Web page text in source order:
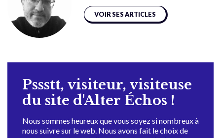
VOIR SES ARTICLES
Pssstt, visiteur, visiteuse
du site d'Alter Échos !
Nous sommes heureux que vous soyez si nombreux à
nous suivre sur le web. Nous avons fait le choix de